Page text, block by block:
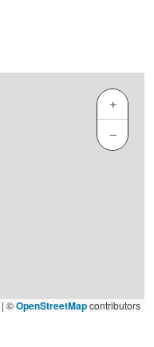
+
−
| ©OpenStreetMapcontributors